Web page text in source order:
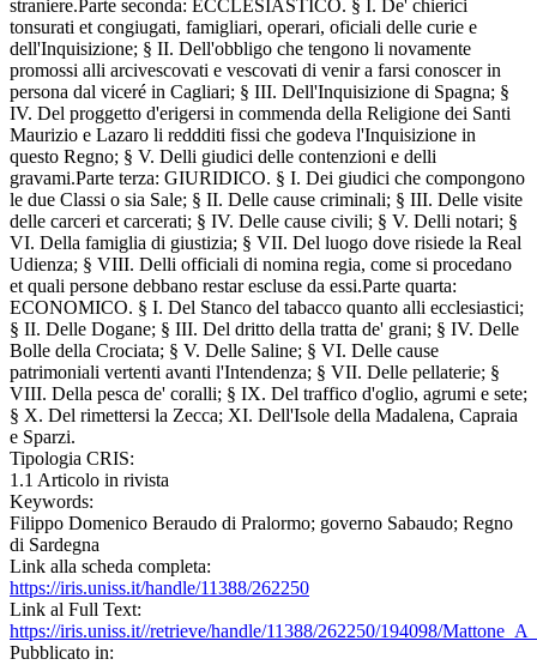
straniere.Parte seconda: ECCLESIASTICO. § I. De' chierici
tonsurati et congiugati, famigliari, operari, oficiali delle curie e
dell'Inquisizione; § II. Dell'obbligo che tengono li novamente
promossi alli arcivescovati e vescovati di venir a farsi conoscer in
persona dal viceré in Cagliari; § III. Dell'Inquisizione di Spagna; §
IV. Del proggetto d'erigersi in commenda della Religione dei Santi
Maurizio e Lazaro li reddditi fissi che godeva l'Inquisizione in
questo Regno; § V. Delli giudici delle contenzioni e delli
gravami.Parte terza: GIURIDICO. § I. Dei giudici che compongono
le due Classi o sia Sale; § II. Delle cause criminali; § III. Delle visite
delle carceri et carcerati; § IV. Delle cause civili; § V. Delli notari; §
VI. Della famiglia di giustizia; § VII. Del luogo dove risiede la Real
Udienza; § VIII. Delli officiali di nomina regia, come si procedano
et quali persone debbano restar escluse da essi.Parte quarta:
ECONOMICO. § I. Del Stanco del tabacco quanto alli ecclesiastici;
§ II. Delle Dogane; § III. Del dritto della tratta de' grani; § IV. Delle
Bolle della Crociata; § V. Delle Saline; § VI. Delle cause
patrimoniali vertenti avanti l'Intendenza; § VII. Delle pellaterie; §
VIII. Della pesca de' coralli; § IX. Del traffico d'oglio, agrumi e sete;
§ X. Del rimettersi la Zecca; XI. Dell'Isole della Madalena, Capraia
e Sparzi.
Tipologia CRIS:
1.1 Articolo in rivista
Keywords:
Filippo Domenico Beraudo di Pralormo; governo Sabaudo; Regno
di Sardegna
Link alla scheda completa:
https://iris.uniss.it/handle/11388/262250
Link al Full Text:
https://iris.uniss.it//retrieve/handle/11388/262250/194098/
Pubblicato in: